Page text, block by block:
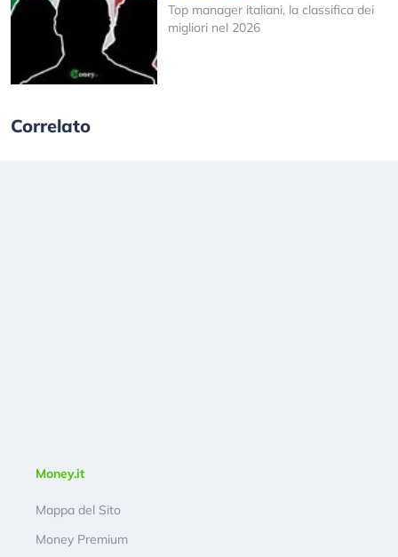
Top manager italiani, la classifica dei
migliori nel 2026
Correlato
Money.it
Mappa del Sito
Money Premium